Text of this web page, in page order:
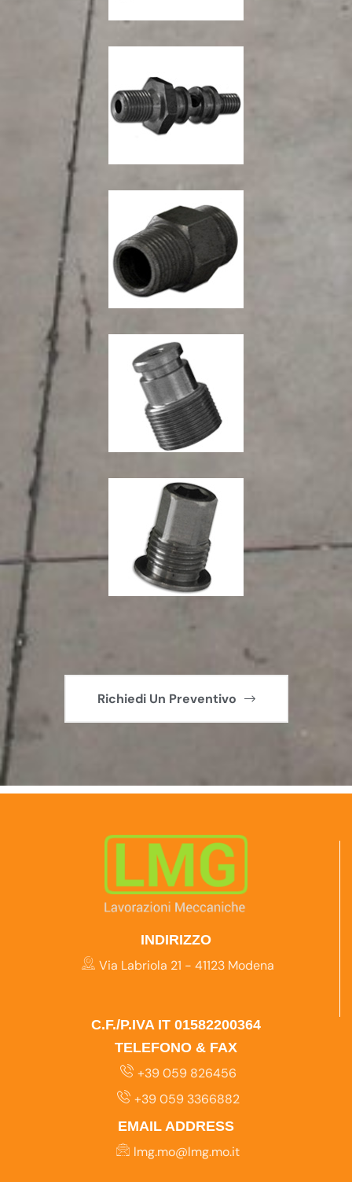
Richiedi Un Preventivo
INDIRIZZO
Via Labriola 21 - 41123 Modena
C.F./P.IVA IT 01582200364
TELEFONO & FAX
+39 059 826456
+39 059 3366882
EMAIL ADDRESS
lmg.mo@lmg.mo.it